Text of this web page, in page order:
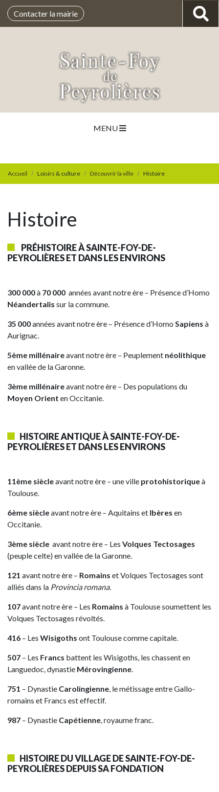
Contacter la mairie
MENU
Accueil Loisirs & culture Découvrir la ville Histoire
Histoire
PRÉHISTOIRE À SAINTE-FOY-DE-
PEYROLIÈRES ET DANS LES ENVIRONS
300 000à 70 000 années avant notre ère – Présence d’Homo
Néandertalis sur la commune.
35 000années avant notre ère – Présence d’Homo Sapiens à
Aurignac.
5ème millénaireavant notre ère – Peuplement néolithique
en vallée de la Garonne.
3ème millénaireavant notre ère – Des populations du
Moyen Orient en Occitanie.
HISTOIRE ANTIQUE À SAINTE-FOY-DE-
PEYROLIÈRES ET DANS LES ENVIRONS
11ème siècleavant notre ère – une ville protohistoriqueà
Toulouse.
6ème siècleavant notre ère – Aquitains et Ibères en
Occitanie.
3ème siècle avant notre ère – Les Volques Tectosages
(peuple celte) en vallée de la Garonne.
121 avant notre ère – Romains et Volques Tectosages sont
alliés dans la Provincia romana.
107avant notre ère – Les Romains à Toulouse soumettent les
Volques Tectosages révoltés.
416 – Les Wisigoths ont Toulouse comme capitale.
507 – Les Francs battent les Wisigoths, les chassent en
Languedoc, dynastie Mérovingienne.
751 – Dynastie Carolingienne, le métissage entre Gallo-
romains et Francs est effectif.
987 – Dynastie Capétienne, royaume franc.
HISTOIRE DU VILLAGE DE SAINTE-FOY-DE-
PEYROLIÈRES DEPUIS SA FONDATION